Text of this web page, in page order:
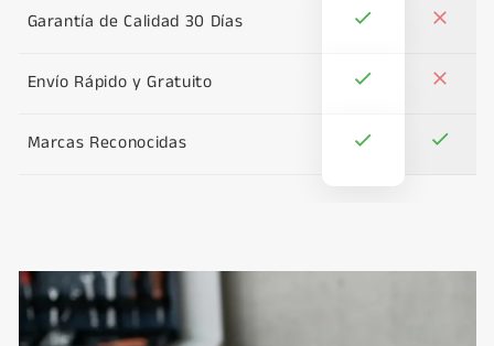
Garantía de Calidad 30 Días
Envío Rápido y Gratuito
Marcas Reconocidas